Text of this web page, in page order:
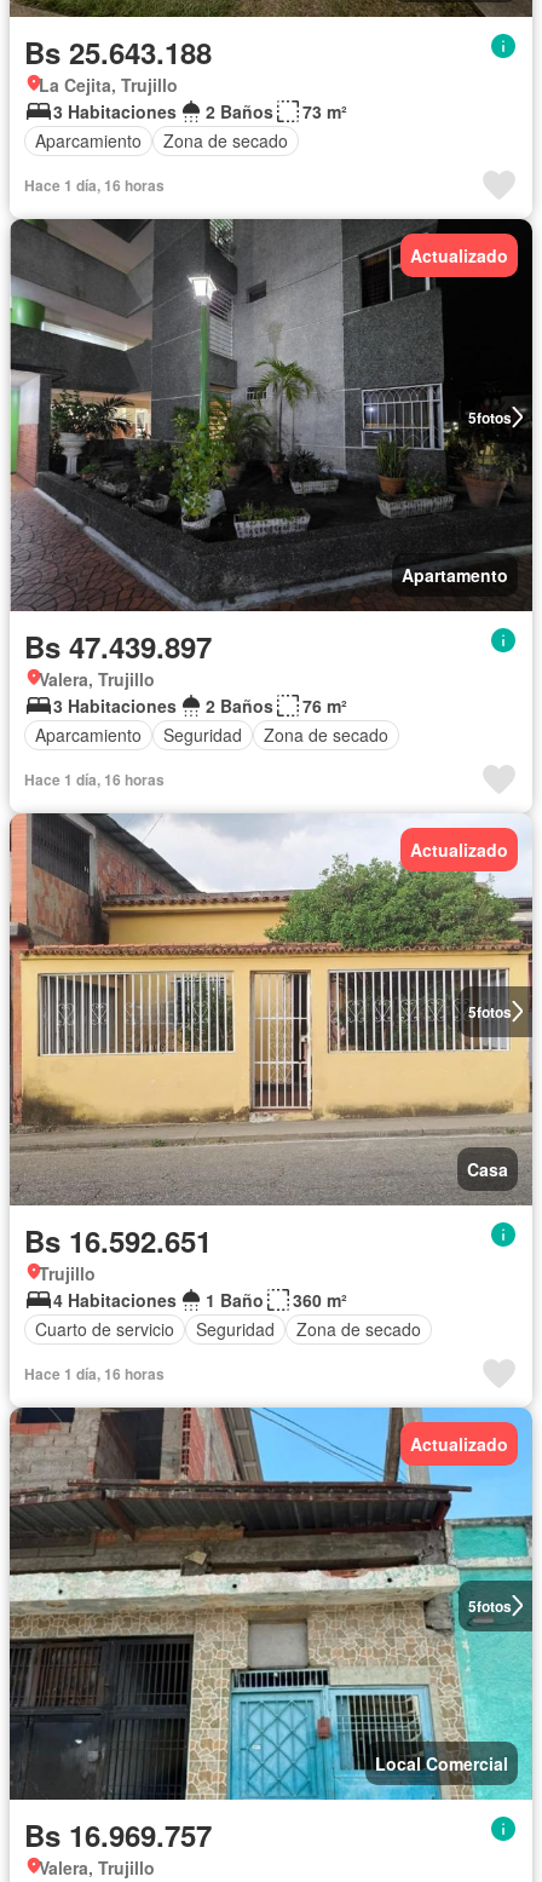
Bs 25.643.188
La Cejita, Trujillo
3 Habitaciones
2 Baños
73 m²
Aparcamiento
Zona de secado
Hace 1 día, 16 horas
5fotos
Actualizado
Apartamento
Bs 47.439.897
Valera, Trujillo
3 Habitaciones
2 Baños
76 m²
Aparcamiento
Seguridad Zona de secado
Hace 1 día, 16 horas
5fotos
Actualizado
Casa
Bs 16.592.651
Trujillo
4 Habitaciones
1 Baño
360 m²
Cuarto de servicio
Seguridad Zona de secado
Hace 1 día, 16 horas
5fotos
Actualizado
Local Comercial
Bs 16.969.757
Valera, Trujillo